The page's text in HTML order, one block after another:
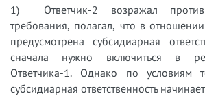
1) Ответчик-2 возражал против
требования, полагал, что в
предусмотрена субсидиарная
сначала нужно включиться в
Ответчика-1. Однако по условиям
субсидиарная ответственность